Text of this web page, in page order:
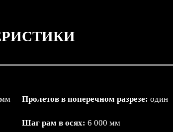
Пролетов в поперечном разрезе: один
Шаг рам в осях: 6 000 мм